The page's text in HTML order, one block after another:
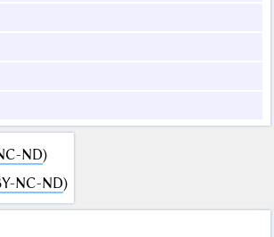
ND)
NC-ND)